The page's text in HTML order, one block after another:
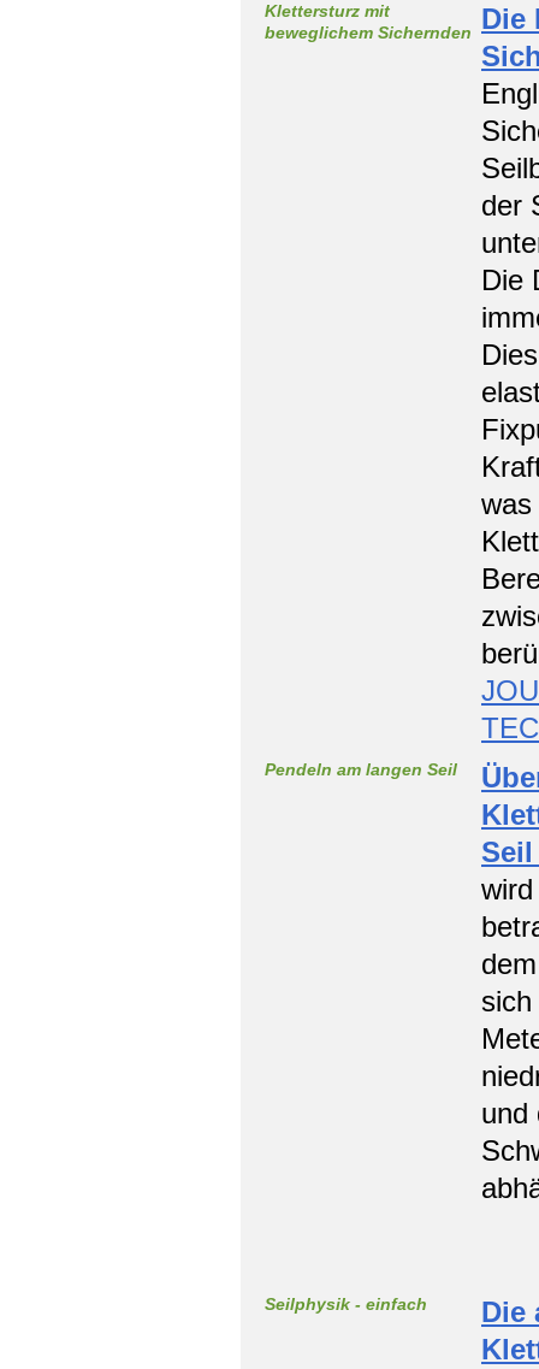
Klettersturz mit
beweglichem Sichernden
Die
der
Die
was
Pendeln am langen Seil
und
Seilphysik - einfach
Die